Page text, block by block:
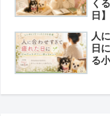
く
日】
人
日
る